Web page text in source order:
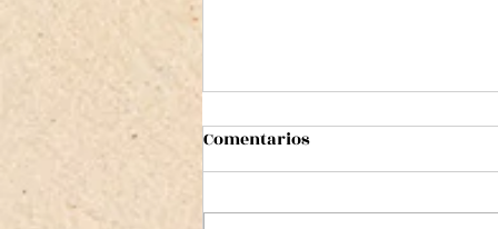
Comentarios